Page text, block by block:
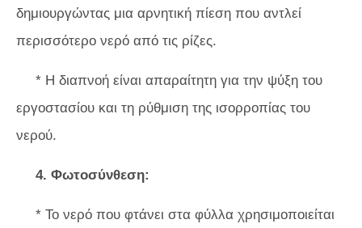
δημιουργώντας μια αρνητική πίεση που αντλεί
περισσότερο νερό από τις ρίζες.
* Η διαπνοή είναι απαραίτητη για την ψύξη του
εργοστασίου και τη ρύθμιση της ισορροπίας του
νερού.
4. Φωτοσύνθεση:
* Το νερό που φτάνει στα φύλλα χρησιμοποιείται